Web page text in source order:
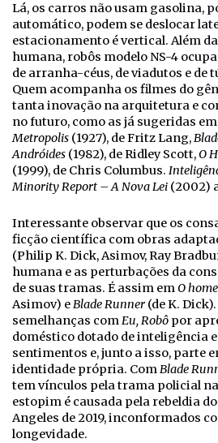
Lá, os carros não usam gasolina,
automático, podem se deslocar
estacionamento é vertical. Além
humana, robôs modelo NS-4
de arranha-céus, de viadutos e de
Quem acompanha os filmes do
tanta inovação na arquitetura e
no futuro, como as já sugeridas
Metropolis (1927), de Fritz Lang,
Andróides (1982), de Ridley Scott,O
(1999), de Chris Columbus.
Minority Report – A Nova Lei (2002)
Interessante observar que os
ficção científica com obras
(Philip K. Dick, Asimov, Ray
humana e as perturbações da
de suas tramas. É assim emO
Asimov) eBlade Runner (de K.
semelhanças comEu, Robô por
doméstico dotado de inteligência
sentimentos e, junto a isso, parte
identidade própria. ComBlade
tem vínculos pela trama policial
estopim é causada pela rebeldia
Angeles de 2019, inconformados
longevidade.